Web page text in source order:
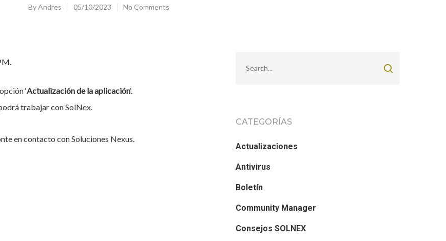
ByAndres 05/10/2023 No Comments
‘Actualización de la aplicación‘.
trabajar con SolNex.
en contacto con Soluciones Nexus.
CATEGORÍAS
Actualizaciones
Antivirus
Boletín
Community Manager
Consejos SOLNEX